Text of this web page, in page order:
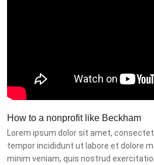
How to a nonprofit like Beckham
Lorem ipsum dolor sit amet,
tempor incididunt ut labore et dolore
minim veniam, quis nostrud